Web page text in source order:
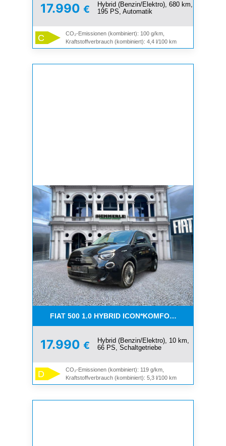
17.990 €
Hybrid (Benzin/Elektro), 680 km,
195 PS, Automatik
C
CO₂-Emissionen (kombiniert): 100 g/km,
Kraftstoffverbrauch (kombiniert): 4,4 l/100 km
FIAT 500 1.0 HYBRID ICON*KOMFORT
17.990 €
Hybrid (Benzin/Elektro), 10 km,
66 PS, Schaltgetriebe
D
CO₂-Emissionen (kombiniert): 119 g/km,
Kraftstoffverbrauch (kombiniert): 5,3 l/100 km